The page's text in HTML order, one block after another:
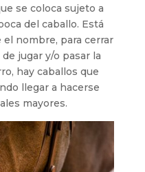
se coloca sujeto a
del caballo. Está
nombre, para cerrar
jugar y/o pasar la
hay caballos que
llegar a hacerse
mayores.